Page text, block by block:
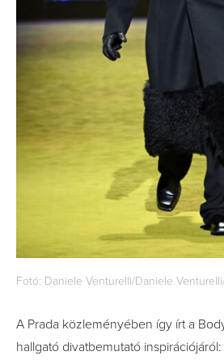
Fotó: Daniele Venturelli/Daniele
A Prada közleményében így írt a
hallgató divatbemutató inspirációjáról: